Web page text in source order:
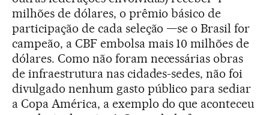
milhões de dólares, o prêmio básico de
participação de cada seleção —se o Brasil for
campeão, a CBF embolsa mais 10 milhões de
dólares. Como não foram necessárias obras
de infraestrutura nas cidades-sedes, não foi
divulgado nenhum gasto público para sediar
a Copa América, a exemplo do que aconteceu